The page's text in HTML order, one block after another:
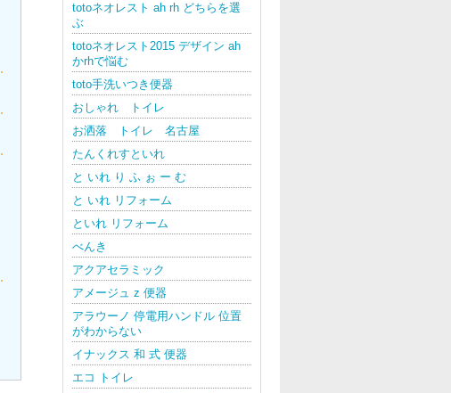
totoネオレスト ah rh どちらを選
ぶ
totoネオレスト2015 デザイン ah
かrhで悩む
toto手洗いつき便器
おしゃれ トイレ
お洒落 トイレ 名古屋
たんくれすといれ
と いれ り ふ ぉ ー む
と いれ リフォーム
といれ リフォーム
べんき
アクアセラミック
アメージュ z 便器
アラウーノ 停電用ハンドル 位置
がわからない
イナックス 和 式 便器
エコ トイレ